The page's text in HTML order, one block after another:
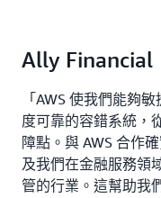
Ally Financial
「AWS 使我們能夠
度可靠的容錯系統，
障點。與 AWS 合作
及我們在金融服務領
管的行業。這幫助我